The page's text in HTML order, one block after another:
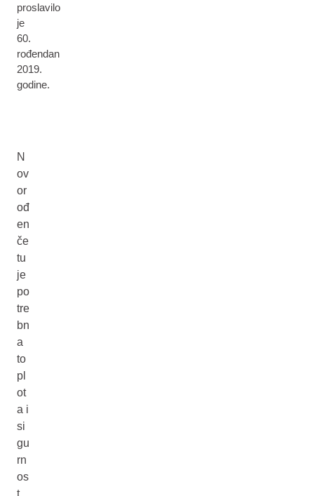
proslavilo
je
60.
rođendan
2019.
godine.
N
ov
or
ođ
en
če
tu
je
po
tre
bn
a
to
pl
ot
a i
si
gu
rn
os
t